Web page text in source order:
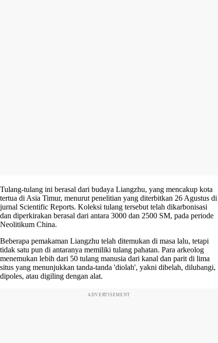
Tulang-tulang ini berasal dari budaya Liangzhu, yang mencakup kota
tertua di Asia Timur, menurut penelitian yang diterbitkan 26 Agustus di
jurnal Scientific Reports. Koleksi tulang tersebut telah dikarbonisasi
dan diperkirakan berasal dari antara 3000 dan 2500 SM, pada periode
Neolitikum China.
Beberapa pemakaman Liangzhu telah ditemukan di masa lalu, tetapi
tidak satu pun di antaranya memiliki tulang pahatan. Para arkeolog
menemukan lebih dari 50 tulang manusia dari kanal dan parit di lima
situs yang menunjukkan tanda-tanda 'diolah', yakni dibelah, dilubangi,
dipoles, atau digiling dengan alat.
ADVERTISEMENT